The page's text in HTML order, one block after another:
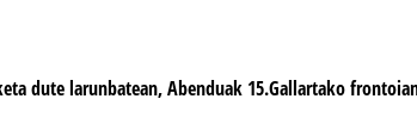
dute larunbatean, Abenduak 15.Gallartako